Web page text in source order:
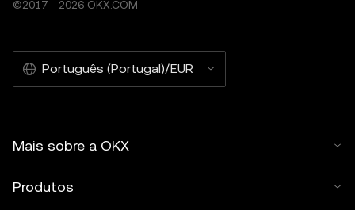
©2017 - 2026 OKX.COM
Português (Portugal)/EUR
Mais sobre a OKX
Produtos